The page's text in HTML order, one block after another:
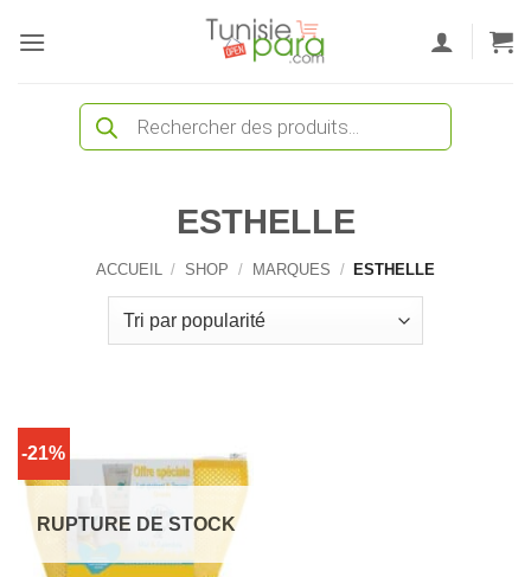
Recherche
produits
ESTHELLE
ACCUEIL / SHOP / MARQUES / ESTHELLE
-21%
RUPTURE DE STOCK